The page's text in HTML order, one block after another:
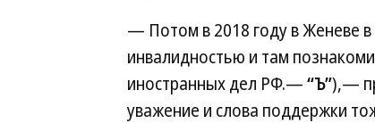
— Потом в 2018 году в Женеве
инвалидностью и там
иностранных дел РФ.—“Ъ”),—
уважение и слова поддержки